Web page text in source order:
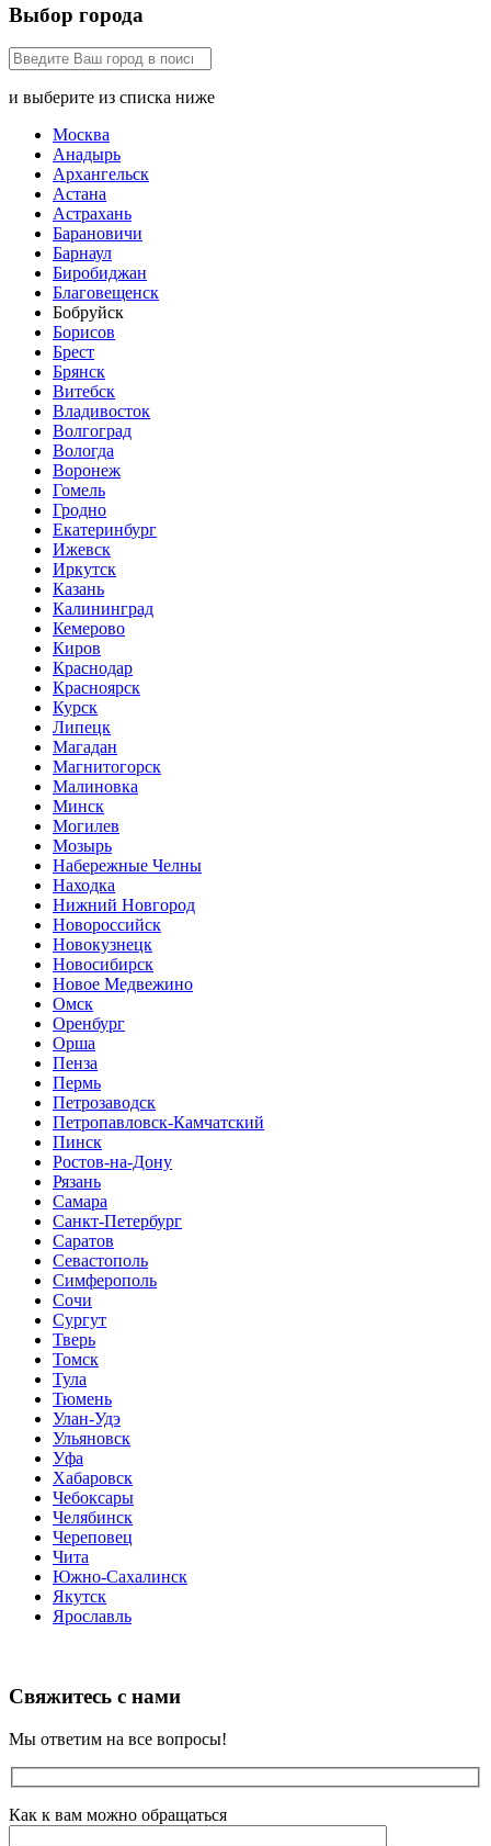
Выбор города
и выберите из списка ниже
Москва
Анадырь
Архангельск
Астана
Астрахань
Барановичи
Барнаул
Биробиджан
Благовещенск
Бобруйск
Борисов
Брест
Брянск
Витебск
Владивосток
Волгоград
Вологда
Воронеж
Гомель
Гродно
Екатеринбург
Ижевск
Иркутск
Казань
Калининград
Кемерово
Киров
Краснодар
Красноярск
Курск
Липецк
Магадан
Магнитогорск
Малиновка
Минск
Могилев
Мозырь
Набережные Челны
Находка
Нижний Новгород
Новороссийск
Новокузнецк
Новосибирск
Новое Медвежино
Омск
Оренбург
Орша
Пенза
Пермь
Петрозаводск
Петропавловск-Камчатский
Пинск
Ростов-на-Дону
Рязань
Самара
Санкт-Петербург
Саратов
Севастополь
Симферополь
Сочи
Сургут
Тверь
Томск
Тула
Тюмень
Улан-Удэ
Ульяновск
Уфа
Хабаровск
Чебоксары
Челябинск
Череповец
Чита
Южно-Сахалинск
Якутск
Ярославль
Свяжитесь с нами
Мы ответим на все вопросы!
Как к вам можно обращаться